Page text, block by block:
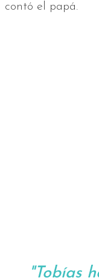
contó el papá.
"Tobías